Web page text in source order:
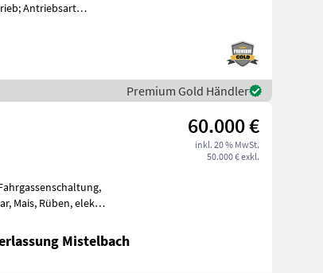
Antriebsart
Premium Gold Händler
60.000 €
inkl. 20 % MwSt.
50.000 € exkl.
Mais, Rüben, elektr.
Mistelbach